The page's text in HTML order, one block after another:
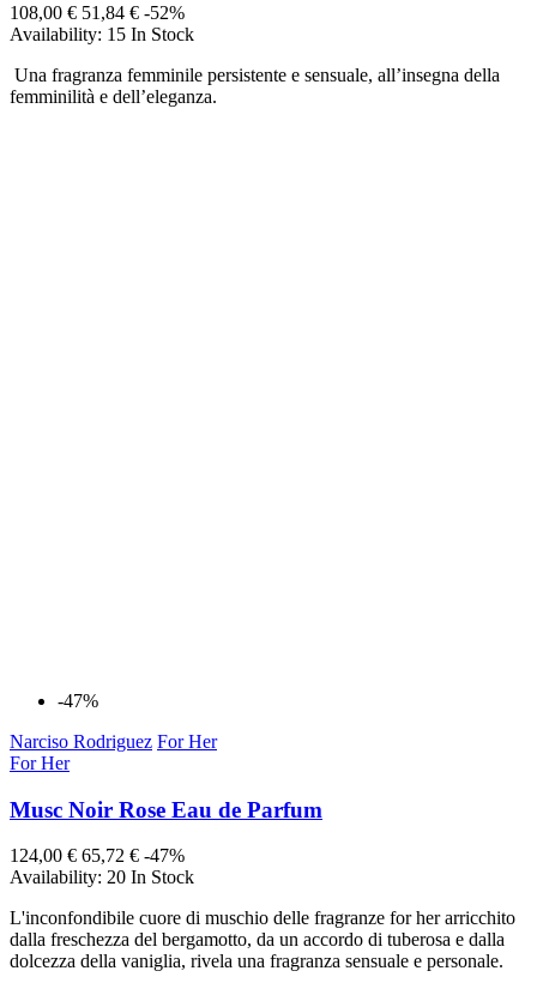
108,00 € 51,84 € -52%
Availability: 15 In Stock
Una fragranza femminile persistente e sensuale, all’insegna della
femminilità e dell’eleganza.
-47%
Narciso Rodriguez For Her
For Her
Musc Noir Rose Eau de Parfum
124,00 € 65,72 € -47%
Availability: 20 In Stock
L'inconfondibile cuore di muschio delle fragranze for her arricchito
dalla freschezza del bergamotto, da un accordo di tuberosa e dalla
dolcezza della vaniglia, rivela una fragranza sensuale e personale.